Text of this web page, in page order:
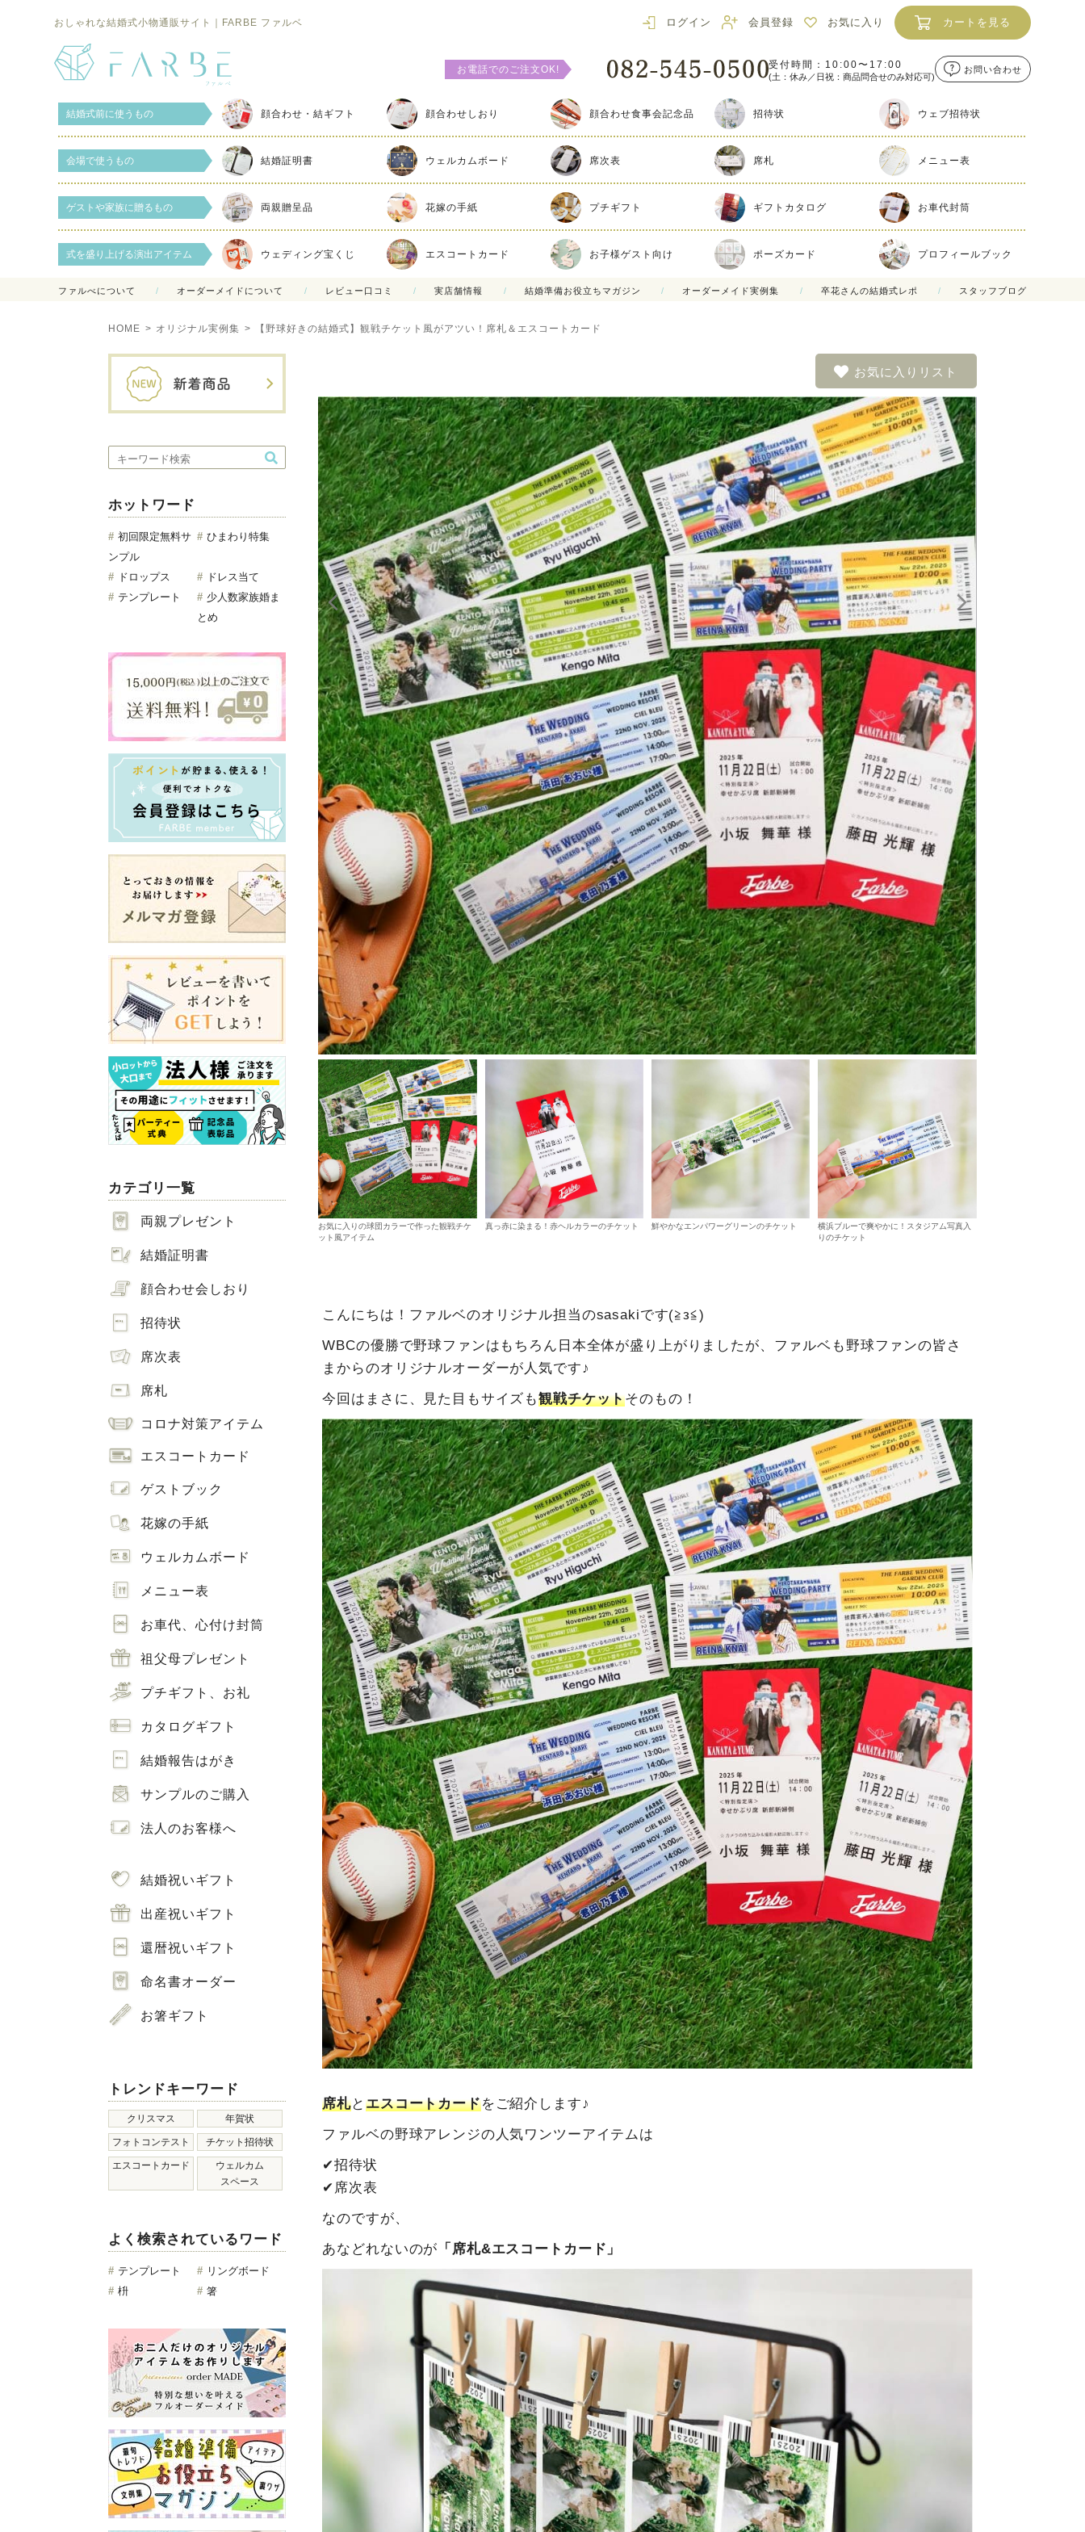
おしゃれな結婚式小物通販サイト｜FARBE ファルベ ログイン 会員登録 お気に入り カートを見る
お電話でのご注文OK! 受付時間：10:00〜17:00
(土：休み／日祝：商品問合せのみ対応可)
お問い合わせ
結婚式前に使うもの 顔合わせ・結ギフト 顔合わせしおり 顔合わせ食事会記念品 招待状 ウェブ招待状
会場で使うもの 結婚証明書 ウェルカムボード 席次表 席札 メニュー表
ゲストや家族に贈るもの 両親贈呈品 花嫁の手紙 プチギフト ギフトカタログ お車代封筒
式を盛り上げる演出アイテム ウェディング宝くじ エスコートカード お子様ゲスト向け ポーズカード プロフィールブック
ファルべについて オーダーメイドについて レビュー口コミ 実店舗情報 結婚準備お役立ちマガジン オーダーメイド実例集 卒花さんの結婚式レポ スタッフブログ
HOME オリジナル実例集 【野球好きの結婚式】観戦チケット風がアツい！席札＆エスコートカード
ホットワード
初回限定無料サ
ンプル
ひまわり特集
ドロップス
ドレス当て
テンプレート
少人数家族婚ま
とめ
カテゴリ一覧
両親プレゼント
結婚証明書
顔合わせ会しおり
招待状
席次表
席札
コロナ対策アイテム
エスコートカード
ゲストブック
花嫁の手紙
ウェルカムボード
メニュー表
お車代、心付け封筒
祖父母プレゼント
プチギフト、お礼
カタログギフト
結婚報告はがき
サンプルのご購入
法人のお客様へ
結婚祝いギフト
出産祝いギフト
還暦祝いギフト
命名書オーダー
お箸ギフト
トレンドキーワード
クリスマス 年賀状
フォトコンテスト チケット招待状
エスコートカード
ウェルカム
スペース
よく検索されているワード
# テンプレート # リングボード
# 枡 # 箸
お気に入りリスト
お気に入りの球団カラーで作った観戦チケ
ット風アイテム
真っ赤に染まる！赤ヘルカラーのチケット 鮮やかなエンパワーグリーンのチケット
横浜ブルーで爽やかに！スタジアム写真入
りのチケット
こんにちは！ファルベのオリジナル担当のsasakiです(≧з≦)
WBCの優勝で野球ファンはもちろん日本全体が盛り上がりましたが、ファルベも野球ファンの皆さ
まからのオリジナルオーダーが人気です♪
今回はまさに、見た目もサイズも観戦チケットそのもの！
席札と エスコートカードをご紹介します♪
ファルベの野球アレンジの人気ワンツーアイテムは
✔︎招待状
✔︎席次表
なのですが、
あなどれないのが 「席札&エスコートカード」